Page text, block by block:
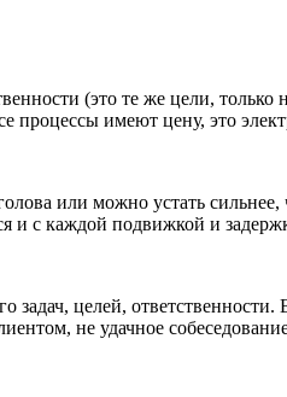
(это те же цели,
процессы имеют цену, это
или можно устать
с каждой подвижкой и
целей,
не удачное